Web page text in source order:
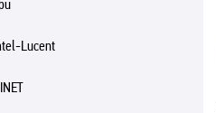
Lucent